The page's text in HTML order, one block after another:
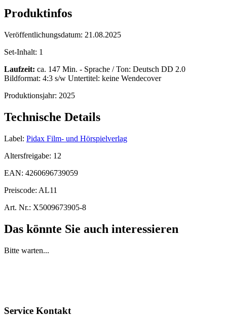
Produktinfos
Veröffentlichungsdatum: 21.08.2025
Set-Inhalt: 1
Laufzeit: ca. 147 Min. - Sprache / Ton: Deutsch DD 2.0
Bildformat: 4:3 s/w Untertitel: keine Wendecover
Produktionsjahr: 2025
Technische Details
Label: Pidax Film- und Hörspielverlag
Altersfreigabe: 12
EAN: 4260696739059
Preiscode: AL11
Art. Nr.: X5009673905-8
Das könnte Sie auch interessieren
Bitte warten...
Service Kontakt